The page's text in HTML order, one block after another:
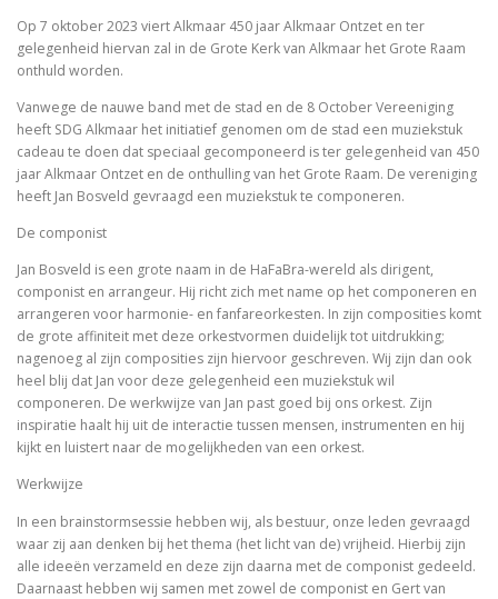
Op 7 oktober 2023 viert Alkmaar 450 jaar Alkmaar Ontzet en ter
gelegenheid hiervan zal in de Grote Kerk van Alkmaar het Grote Raam
onthuld worden.
Vanwege de nauwe band met de stad en de 8 October Vereeniging
heeft SDG Alkmaar het initiatief genomen om de stad een muziekstuk
cadeau te doen dat speciaal gecomponeerd is ter gelegenheid van 450
jaar Alkmaar Ontzet en de onthulling van het Grote Raam. De vereniging
heeft Jan Bosveld gevraagd een muziekstuk te componeren.
De componist
Jan Bosveld is een grote naam in de HaFaBra-wereld als dirigent,
componist en arrangeur. Hij richt zich met name op het componeren en
arrangeren voor harmonie- en fanfareorkesten. In zijn composities komt
de grote affiniteit met deze orkestvormen duidelijk tot uitdrukking;
nagenoeg al zijn composities zijn hiervoor geschreven. Wij zijn dan ook
heel blij dat Jan voor deze gelegenheid een muziekstuk wil
componeren. De werkwijze van Jan past goed bij ons orkest. Zijn
inspiratie haalt hij uit de interactie tussen mensen, instrumenten en hij
kijkt en luistert naar de mogelijkheden van een orkest.
Werkwijze
In een brainstormsessie hebben wij, als bestuur, onze leden gevraagd
waar zij aan denken bij het thema (het licht van de) vrijheid. Hierbij zijn
alle ideeën verzameld en deze zijn daarna met de componist gedeeld.
Daarnaast hebben wij samen met zowel de componist en Gert van